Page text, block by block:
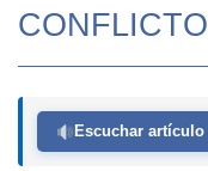
Escuchar artículo